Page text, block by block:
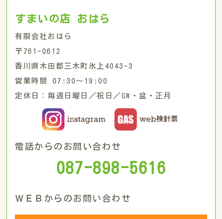
すまいの店 おはら
有限会社おはら
〒761-0612
香川県木田郡三木町氷上4043-3
営業時間 07:30〜19:00
定休日：毎週日曜日／祝日／GW・盆・正月
電話からのお問い合わせ
087-898-5616
ＷＥＢからのお問い合わせ